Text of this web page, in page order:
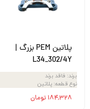
پلاتین PEM بزرگ |
L34_302/4Y
برند: فاقد برند
نوع قطعه: پلاتین
۱۸۴,۳۲۸ تومان